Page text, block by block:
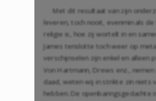
Met dit resultaat van zijn
leveren, toch nooit, evenmin als
religie is, hoe zij wortelt in en
James tenslotte toch weer op
verschijnselen zijn enkel en alleen
Von Hartmann, Drews enz.,
daad, weten wij in strikte zin niets
hebben. De openbaringsgedachte